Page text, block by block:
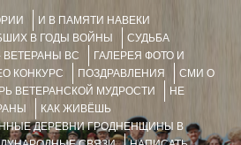
И В ПАМЯТИ НАВЕКИ
В ГОДЫ ВОЙНЫ
СУДЬБА
ВС
ГАЛЕРЕЯ ФОТО И
КОНКУРС ПОЗДРАВЛЕНИЯ
СМИ О
ВЕТЕРАНСКОЙ МУДРОСТИ
НЕ
КАК ЖИВЁШЬ
ДЕРЕВНИ ГРОДНЕНЩИНЫ В